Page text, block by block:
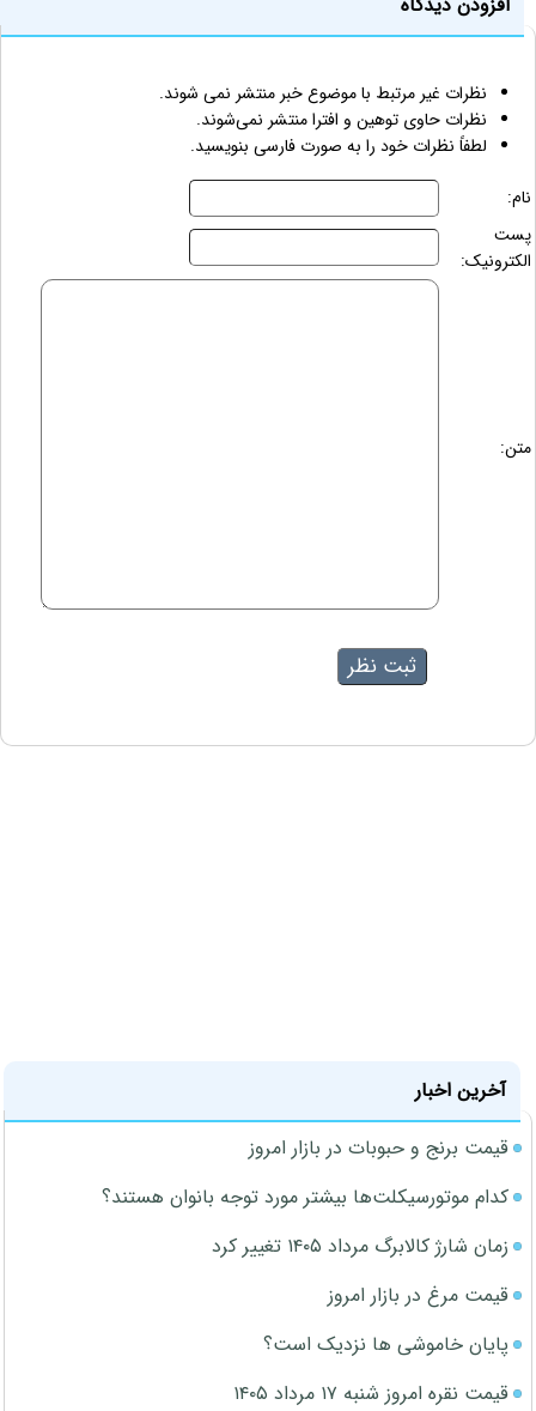
نظرات غیر مرتبط با موضوع خبر منتشر نمی شوند.
نظرات حاوی توهین و افترا منتشر نمی‌شوند.
لطفاً نظرات خود را به صورت فارسی بنویسید.
نام:
پست
الکترونیک:
متن:
آخرین اخبار
قیمت برنج و حبوبات در بازار امروز
کدام موتورسیکلت‌ها بیشتر مورد توجه بانوان هستند؟
زمان شارژ کالابرگ مرداد ۱۴۰۵ تغییر کرد
قیمت مرغ در بازار امروز
پایان خاموشی ها نزدیک است؟
قیمت نقره امروز شنبه ۱۷ مرداد ۱۴۰۵